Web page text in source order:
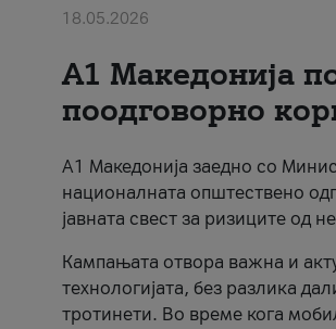
18.05.2026
A1 Македонија
поодговорно
A1 Македонија заедно со
националната општествено
јавната свест за ризиците од
Кампањата отвора важна и
технологијата, без разлика
тротинети. Во време кога